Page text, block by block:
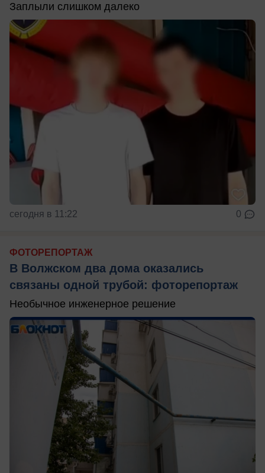
Заплыли слишком далеко
сегодня в 11:22 0
ФОТОРЕПОРТАЖ
В Волжском два дома оказались
связаны одной трубой: фоторепортаж
Необычное инженерное решение